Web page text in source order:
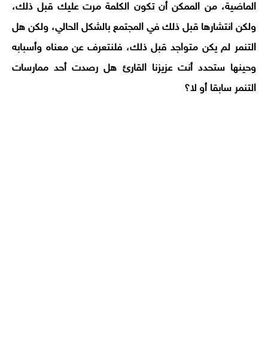
الماضية، من الممكن أن تكون الكلمة مرت عليك قبل ذلك،
ولكن انتشارها قبل ذلك في المجتمع بالشكل الحالي، ولكن هل
التنمر لم يكن متواجد قبل ذلك، فلنتعرف عن معناه وأسبابه
وحينها ستحدد أنت عزيزنا القارئ هل رصدت أحد ممارسات
التنمر سابقا أو لا؟